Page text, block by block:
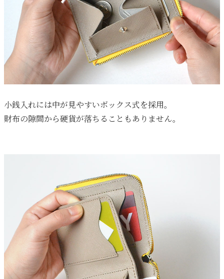
小銭入れには中が見やすいボックス式を採用。
財布の隙間から硬貨が落ちることもありません。